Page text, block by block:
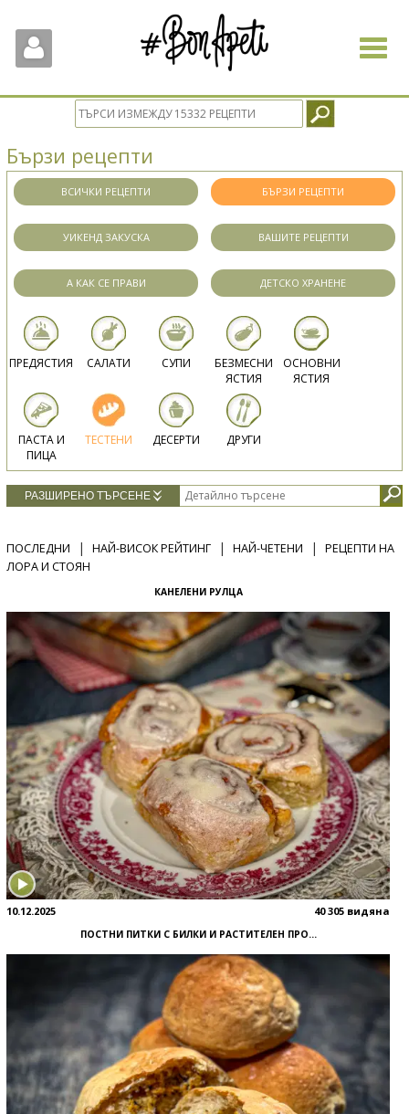
Toggle
Бързи рецепти
ВСИЧКИ РЕЦЕПТИ БЪРЗИ РЕЦЕПТИ
УИКЕНД ЗАКУСКА ВАШИТЕ РЕЦЕПТИ
А КАК СЕ ПРАВИ ДЕТСКО ХРАНЕНЕ
ПРЕДЯСТИЯ САЛАТИ СУПИ
БЕЗМЕСНИ
ЯСТИЯ
ОСНОВНИ
ЯСТИЯ
ПАСТА И
ПИЦА
ТЕСТЕНИ ДЕСЕРТИ ДРУГИ
РАЗШИРЕНО ТЪРСЕНЕ
ПОСЛЕДНИ | НАЙ-ВИСОК РЕЙТИНГ | НАЙ-ЧЕТЕНИ | РЕЦЕПТИ НА
ЛОРА И СТОЯН
КАНЕЛЕНИ РУЛЦА
10.12.2025 40 305 видяна
ПОСТНИ ПИТКИ С БИЛКИ И РАСТИТЕЛЕН ПРО...